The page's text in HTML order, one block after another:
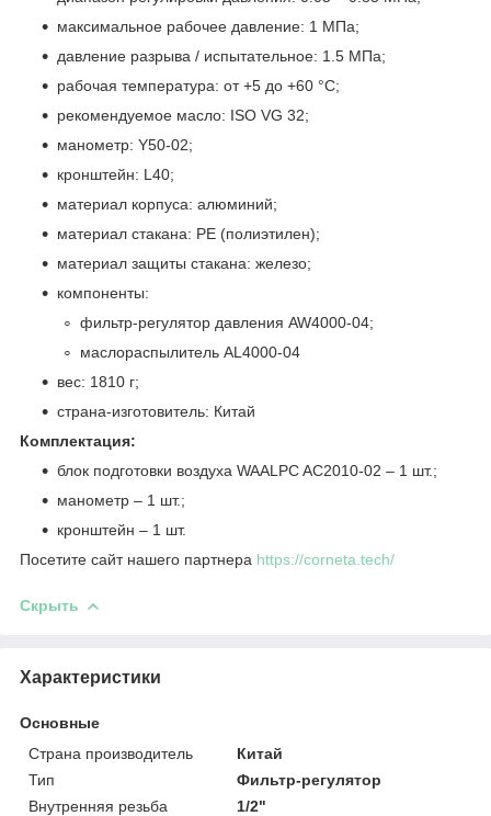
максимальное рабочее давление: 1 МПа;
давление разрыва / испытательное: 1.5 МПа;
рабочая температура: от +5 до +60 °С;
рекомендуемое масло: ISO VG 32;
манометр: Y50-02;
кронштейн: L40;
материал корпуса: алюминий;
материал стакана: PE (полиэтилен);
материал защиты стакана: железо;
компоненты:
фильтр-регулятор давления AW4000-04;
маслораспылитель AL4000-04
вес: 1810 г;
страна-изготовитель: Китай
Комплектация:
блок подготовки воздуха WAALPC AC2010-02 – 1 шт.;
манометр – 1 шт.;
кронштейн – 1 шт.
Посетите сайт нашего партнера https://corneta.tech/
Скрыть
Характеристики
Основные
Страна производитель
Китай
Тип
Фильтр-регулятор
Внутренняя резьба
1/2"